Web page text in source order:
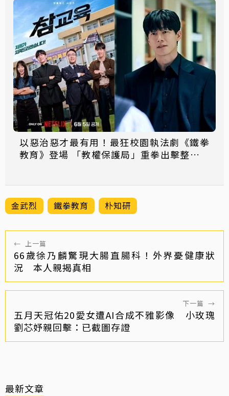
以惡治惡才最有用！最狂校園執法劇《鐵拳
教育》登場 「教權保護局」重拳出擊整頓失
金武烈 鐵拳教育 朴知研
← 上一篇
66歲徐乃麟驚現大腸直腸科！外界憂健康狀
況 本人親揭真相
下一篇 →
五月天冠佑20愛女遭AI合成不雅影像 小玫瑰
劉芯妤親回擊：已截圖存證
最新文章